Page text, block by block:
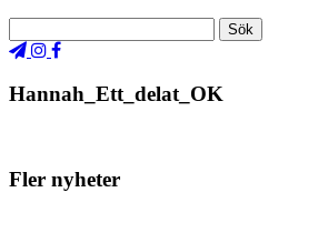
Hannah_Ett_delat_OK
Fler nyheter